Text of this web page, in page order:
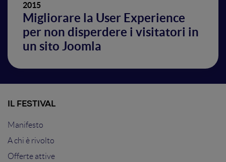
2015
Migliorare la User Experience
per non disperdere i visitatori in
un sito Joomla
IL FESTIVAL
Manifesto
A chi è rivolto
Offerte attive